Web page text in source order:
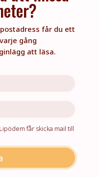
får du ett
gång
att läsa.
får skicka mail till